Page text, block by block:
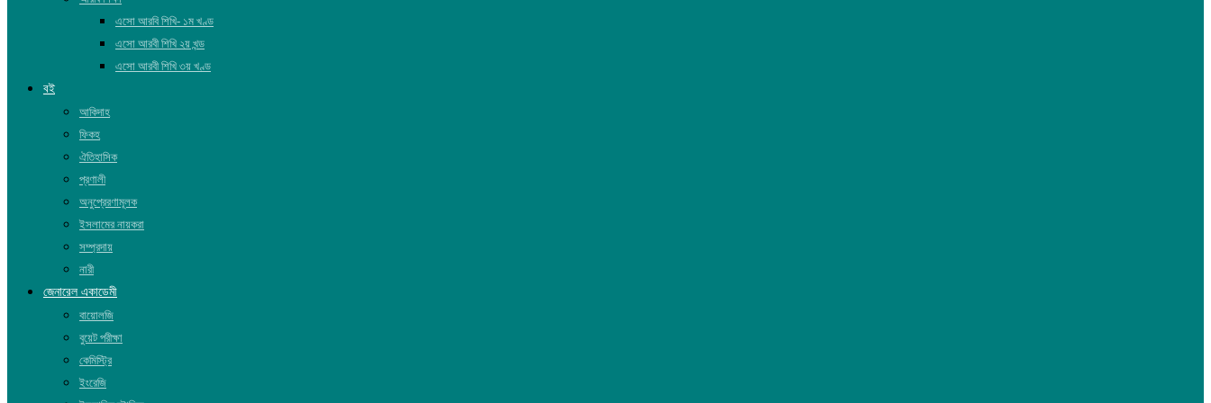
এসো আরবি শিখি- ১ম খণ্ড
এসো আরবী শিখি ২য় খন্ড
এসো আরবী শিখি ৩য় খণ্ড
বই
আকিদাহ
ফিকহ
ঐতিহাসিক
প্রণালী
অনুপ্রেরণামূলক
ইসলামের নায়করা
সম্প্রদায়
নারী
জেনারেল একাডেমী
বায়োলজি
বুয়েট পরীক্ষা
কেমিস্ট্রি
ইংরেজি